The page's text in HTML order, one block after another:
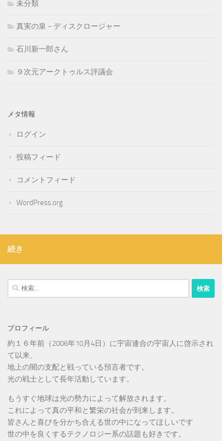
未分類
真実の泉－ディスクロージャー
石川新一郎さん
９次元アークトゥルス評議会
メタ情報
ログイン
投稿フィード
コメントフィード
WordPress.org
続き
検
索:
プロフィール
約１６年前（2006年10月4日）に宇宙連合の宇宙人に啓示され
て以来、
地上の闇の支配と戦っている預言者です。
光の戦士として長年活動しています。
もうすぐ地球は光の勢力によって解放されます。
これによって真の平和と繁栄の社会が到来します。
皆さんと喜びを分かち合える世の中になってほしいです
世の中を良くするテクノロジー系の話題も好きです。